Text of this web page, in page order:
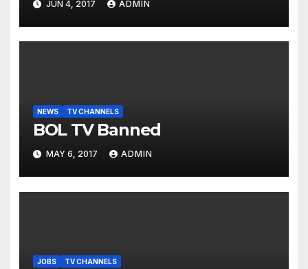
JUN 4, 2017 ADMIN
NEWS TV CHANNELS
BOL TV Banned
MAY 6, 2017 ADMIN
JOBS TV CHANNELS